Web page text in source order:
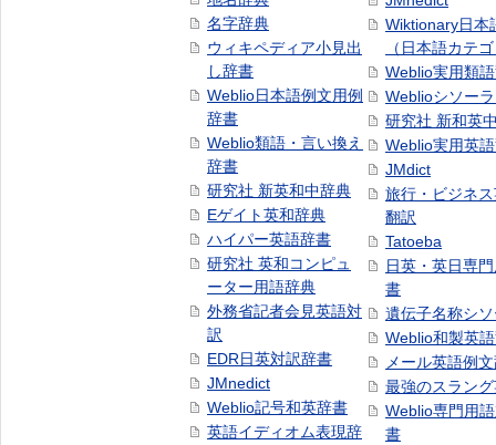
名字辞典
ウィキペディア小見出
し辞書
Weblio日本語例文用例
辞書
Weblio類語・言い換え
辞書
研究社 新英和中辞典
Eゲイト英和辞典
ハイパー英語辞書
研究社 英和コンピュ
ーター用語辞典
外務省記者会見英語対
訳
EDR日英対訳辞書
JMnedict
Weblio記号和英辞書
英語イディオム表現辞
Wiktionary日本
（日本語カテ
Weblio実用類
Weblioシソー
研究社 新和英
Weblio実用英
JMdict
旅行・ビジネ
翻訳
Tatoeba
日英・英日専
書
遺伝子名称シ
Weblio和製英
メール英語例
最強のスラン
Weblio専門用
書